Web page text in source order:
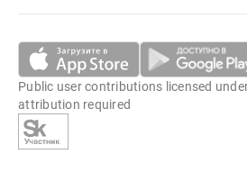
Public user contributions licensed
attribution required